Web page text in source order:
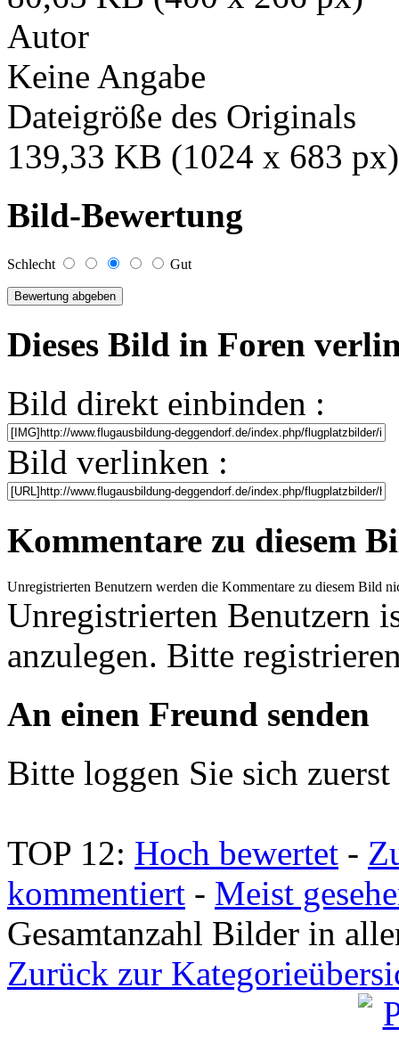
Autor
Keine Angabe
Dateigröße des Originals
139,33 KB (1024 x 683 px)
Bild-Bewertung
Schlecht Gut
Dieses Bild in Foren
Bild direkt einbinden :
Bild verlinken :
Kommentare zu diesem
Unregistrierten Benutzern werden die Kommentare zu diesem Bild
Unregistrierten Benutzern
anzulegen. Bitte
An einen Freund senden
Bitte loggen Sie sich
TOP 12: Hoch bewertet -
kommentiert - Meist
Gesamtanzahl Bilder in
Zurück zur